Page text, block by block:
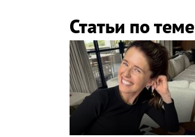
Статьи по теме